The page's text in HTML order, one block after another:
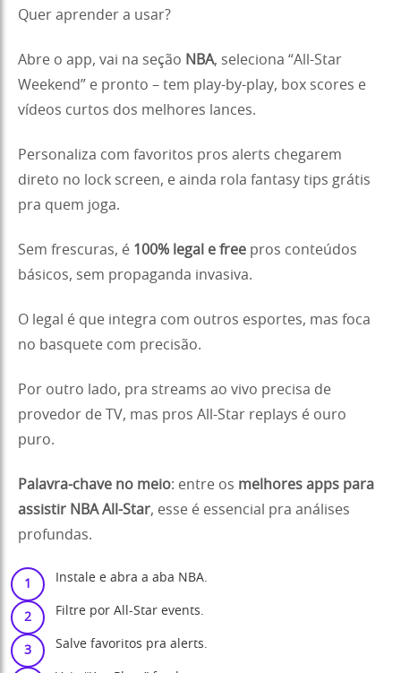
Quer aprender a usar?
Abre o app, vai na seção NBA, seleciona “All-Star
Weekend” e pronto – tem play-by-play, box scores e
vídeos curtos dos melhores lances.
Personaliza com favoritos pros alerts chegarem
direto no lock screen, e ainda rola fantasy tips grátis
pra quem joga.
Sem frescuras, é 100% legal e free pros conteúdos
básicos, sem propaganda invasiva.
O legal é que integra com outros esportes, mas foca
no basquete com precisão.
Por outro lado, pra streams ao vivo precisa de
provedor de TV, mas pros All-Star replays é ouro
puro.
Palavra-chave no meio: entre os melhores apps para
assistir NBA All-Star, esse é essencial pra análises
profundas.
Instale e abra a aba NBA.
Filtre por All-Star events.
Salve favoritos pra alerts.